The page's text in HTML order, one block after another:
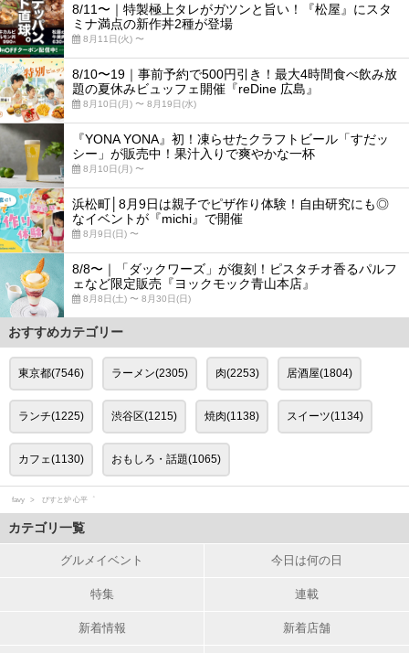
8/11〜｜特製極上タレがガツンと旨い！『松屋』にスタ
ミナ満点の新作丼2種が登場
8月11日(火) 〜
8/10〜19｜事前予約で500円引き！最大4時間食べ飲み放
題の夏休みビュッフェ開催『reDine 広島』
8月10日(月) 〜 8月19日(水)
『YONA YONA』初！凍らせたクラフトビール「すだッ
シー」が販売中！果汁入りで爽やかな一杯
8月10日(月) 〜
浜松町│8月9日は親子でピザ作り体験！自由研究にも◎
なイベントが『michi』で開催
8月9日(日) 〜
8/8〜｜「ダックワーズ」が復刻！ピスタチオ香るパルフ
ェなど限定販売『ヨックモック青山本店』
8月8日(土) 〜 8月30日(日)
おすすめカテゴリー
東京都(7546) ラーメン(2305) 肉(2253) 居酒屋(1804)
ランチ(1225) 渋谷区(1215) 焼肉(1138) スイーツ(1134)
カフェ(1130) おもしろ・話題(1065)
favy びすと炉 心平゜
カテゴリ一覧
グルメイベント 今日は何の日
特集 連載
新着情報 新着店舗